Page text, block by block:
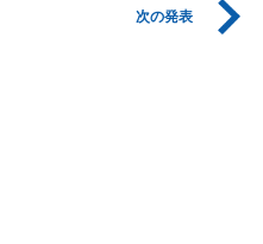
次の発表